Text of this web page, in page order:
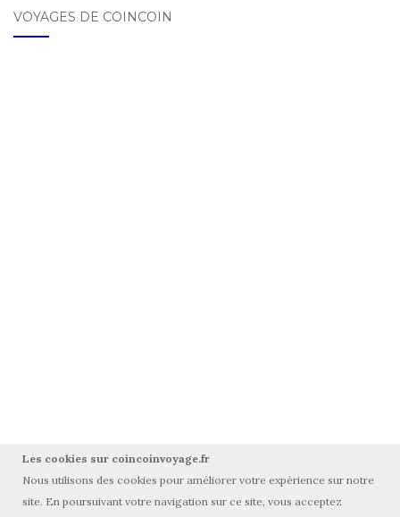
VOYAGES DE COINCOIN
Les cookies sur coincoinvoyage.fr
Nous utilisons des cookies pour améliorer votre expérience sur notre
site. En poursuivant votre navigation sur ce site, vous acceptez